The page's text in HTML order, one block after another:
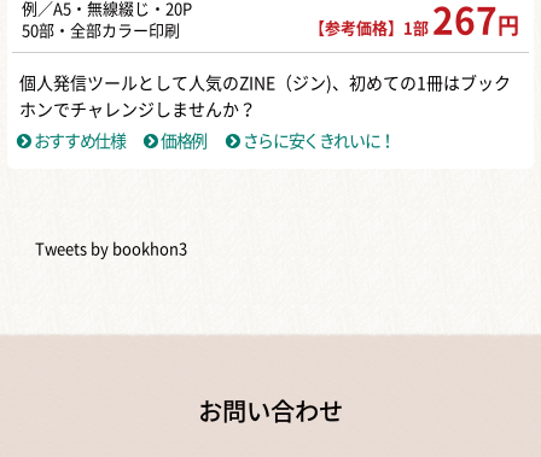
例／A5・無線綴じ・20P
50部・全部カラー印刷
【参考価格】1部 267 円
個人発信ツールとして人気のZINE（ジン)、初めての1冊はブック
ホンでチャレンジしませんか？
おすすめ仕様
価格例 さらに安くきれいに！
Tweets by bookhon3
お問い合わせ